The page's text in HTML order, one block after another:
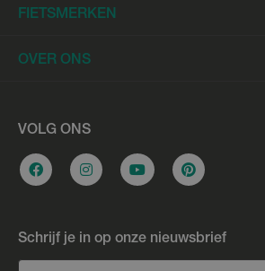
Elektrische Fietsen
Elektrische Racefietsen
Elektrische Longtails
Elektrische Bakfietsen
Stadsfietsen
Racefietsen
FIETSMERKEN
Trek
Cannondale
Gazelle
Giant
OVER ONS
Werkplaats
Overname e-bike
Vacatures
Fietslening
VOLG ONS
Schrijf je in op onze nieuwsbrief